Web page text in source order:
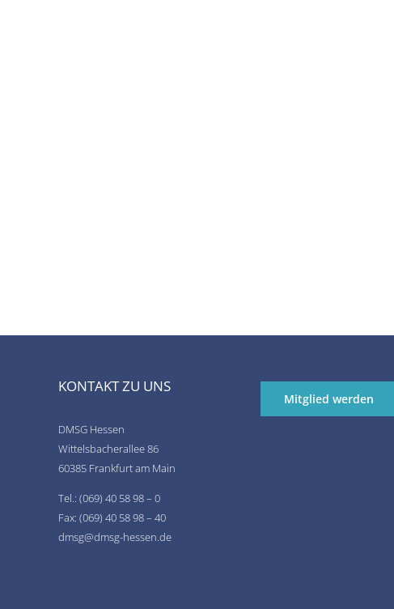
KONTAKT ZU UNS
DMSG Hessen
Wittelsbacherallee 86
60385 Frankfurt am Main
Tel.: (069) 40 58 98 – 0
Fax: (069) 40 58 98 – 40
dmsg@dmsg-hessen.de
Mitglied werden